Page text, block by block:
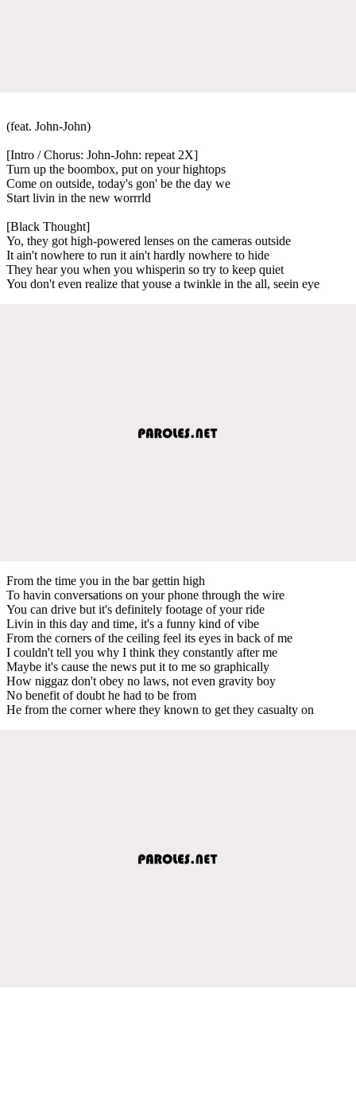
(feat. John-John)
[Intro / Chorus: John-John: repeat 2X]
Turn up the boombox, put on your hightops
Come on outside, today's gon' be the day we
Start livin in the new worrrld
[Black Thought]
Yo, they got high-powered lenses on the cameras outside
It ain't nowhere to run it ain't hardly nowhere to hide
They hear you when you whisperin so try to keep quiet
You don't even realize that youse a twinkle in the all, seein eye
From the time you in the bar gettin high
To havin conversations on your phone through the wire
You can drive but it's definitely footage of your ride
Livin in this day and time, it's a funny kind of vibe
From the corners of the ceiling feel its eyes in back of me
I couldn't tell you why I think they constantly after me
Maybe it's cause the news put it to me so graphically
How niggaz don't obey no laws, not even gravity boy
No benefit of doubt he had to be from
He from the corner where they known to get they casualty on